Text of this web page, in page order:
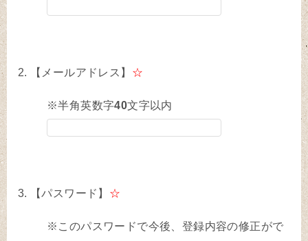
【メールアドレス】 ☆
※半角英数字40文字以内
【パスワード】 ☆
※このパスワードで今後、登録内容の修正がで